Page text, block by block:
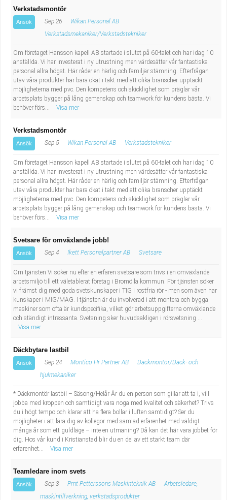
Verkstadsmontör
Ansök Sep 26
Wikan Personal AB
Verkstadsmekaniker/Verkstadstekniker
Om företaget Hansson kapell AB startade i slutet på 60-talet och har idag 10
anställda. Vi har investerat i ny utrustning men värdesätter vår fantastiska
personal allra högst. Här råder en härlig och familjär stämning. Efterfrågan
utav våra produkter har bara ökat i takt med att olika branscher upptäckt
möjligheterna med pvc. Den kompetens och skicklighet som präglar vår
arbetsplats bygger på lång gemenskap och teamwork för kundens bästa. Vi
behöver förs...
Visa mer
Verkstadsmontör
Ansök Sep 5 Wikan Personal AB Verkstadstekniker
Om företaget Hansson kapell AB startade i slutet på 60-talet och har idag 10
anställda. Vi har investerat i ny utrustning men värdesätter vår fantastiska
personal allra högst. Här råder en härlig och familjär stämning. Efterfrågan
utav våra produkter har bara ökat i takt med att olika branscher upptäckt
möjligheterna med pvc. Den kompetens och skicklighet som präglar vår
arbetsplats bygger på lång gemenskap och teamwork för kundens bästa. Vi
behöver förs...
Visa mer
Svetsare för omväxlande jobb!
Ansök Sep 4 Ikett Personalpartner AB Svetsare
Om tjänsten Vi söker nu efter en erfaren svetsare som trivs i en omväxlande
arbetsmiljö till ett väletablerat företag i Bromölla kommun. För tjänsten söker
vi främst dig med goda svetskunskaper i TIG i rostfria rör - men som även har
kunskaper i MIG/MAG. I tjänsten är du involverad i att montera och bygga
maskiner som ofta är kundspecifika, vilket gör arbetsuppgifterna omväxlande
och ständigt intressanta. Svetsning sker huvudsakligen i rörsvetsning ...
Visa mer
Däckbytare lastbil
Ansök Sep 24 Montico Hr Partner AB
Däckmontör/Däck- och
hjulmekaniker
* Däckmontör lastbil – Säsong/Helår Är du en person som gillar att ta i, vill
jobba med kroppen och samtidigt vara noga med kvalitet och säkerhet? Trivs
du i högt tempo och klarar att ha flera bollar i luften samtidigt? Ser du
möjligheter i att lära dig av kollegor med samlad erfarenhet med väldigt
många år som ett guldläge – inte en utmaning? Då kan det här vara jobbet för
dig. Hos vår kund i Kristianstad blir du en del av ett starkt team där
erfarenhet...
Visa mer
Teamledare inom svets
Ansök Sep 3 Pmt Petterssons Maskinteknik AB
Arbetsledare,
maskintillverkning, verkstadsprodukter